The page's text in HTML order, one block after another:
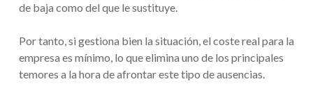
de baja como del que le sustituye.
Por tanto, si gestiona bien la situación, el coste real para la
empresa es mínimo, lo que elimina uno de los principales
temores a la hora de afrontar este tipo de ausencias.